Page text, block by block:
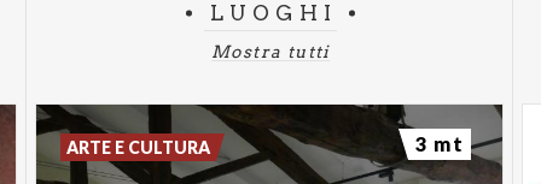
LUOGHI
Mostra tutti
ARTE E CULTURA 3 mt